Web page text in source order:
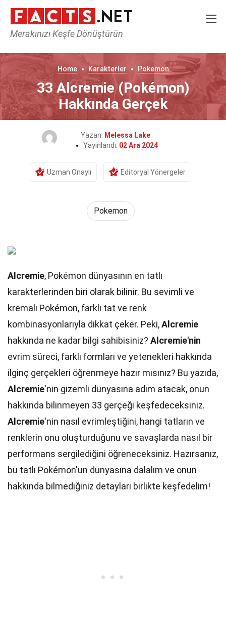
Merakınızı Keşfe Dönüştürün
Home Karakterler Pokemon
33 Alcremie (Pokémon)
Hakkında Gerçek
Yazan: Melessa Lake
Yayınlandı: 02 Ara 2024
Uzman Onaylı Editoryal Yönergeler
Pokemon
Alcremie, Pokémon dünyasının en tatlı
karakterlerinden biri olarak bilinir. Bu sevimli ve
kremalı Pokémon, farklı tat ve renk
kombinasyonlarıyla dikkat çeker. Peki,Alcremie
hakkında ne kadar bilgi sahibisiniz? Alcremie'nin
evrim süreci, farklı formları ve yetenekleri hakkında
ilginç gerçekleri öğrenmeye hazır mısınız? Bu yazıda,
Alcremie'nin gizemli dünyasına adım atacak, onun
hakkında bilinmeyen 33 gerçeği keşfedeceksiniz.
Alcremie'nin nasıl evrimleştiğini, hangi tatların ve
renklerin onu oluşturduğunu ve savaşlarda nasıl bir
performans sergilediğini öğreneceksiniz. Hazırsanız,
bu tatlı Pokémon'un dünyasına dalalım ve onun
hakkında bilmediğiniz detayları birlikte keşfedelim!